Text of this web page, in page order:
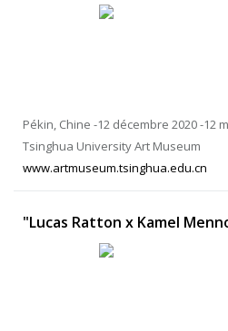
Pékin, Chine -12 décembre 2020 -12
Tsinghua University Art Museum
www.artmuseum.tsinghua.edu.cn
"Lucas Ratton x Kamel